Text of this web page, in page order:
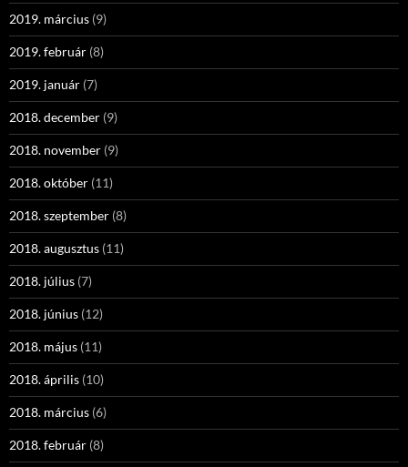
2019. március (9)
2019. február (8)
2019. január (7)
2018. december (9)
2018. november (9)
2018. október (11)
2018. szeptember (8)
2018. augusztus (11)
2018. július (7)
2018. június (12)
2018. május (11)
2018. április (10)
2018. március (6)
2018. február (8)